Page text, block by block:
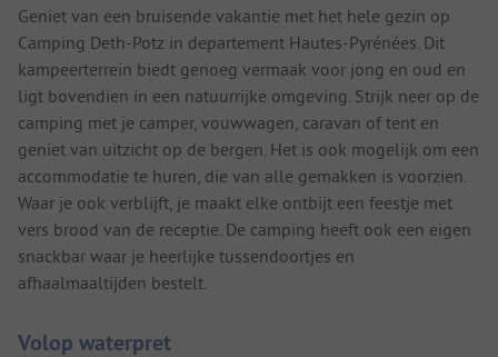
Geniet van een bruisende vakantie met het hele gezin op
Camping Deth-Potz in departement Hautes-Pyrénées. Dit
kampeerterrein biedt genoeg vermaak voor jong en oud en
ligt bovendien in een natuurrijke omgeving. Strijk neer op de
camping met je camper, vouwwagen, caravan of tent en
geniet van uitzicht op de bergen. Het is ook mogelijk om een
accommodatie te huren, die van alle gemakken is voorzien.
Waar je ook verblijft, je maakt elke ontbijt een feestje met
vers brood van de receptie. De camping heeft ook een eigen
snackbar waar je heerlijke tussendoortjes en
afhaalmaaltijden bestelt.
Volop waterpret